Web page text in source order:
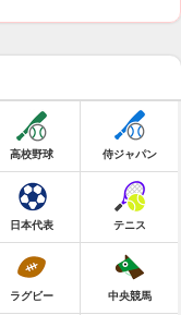
高校野球 侍ジャパン
日本代表 テニス
ラグビー 中央競馬